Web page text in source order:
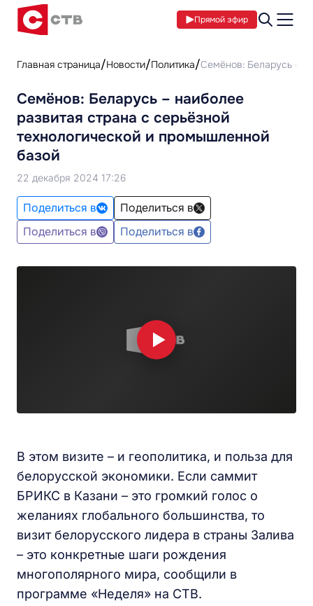
Прямой эфир
Главная страница Новости Политика Семёнов: Беларусь –
Семёнов: Беларусь – наиболее
развитая страна с серьёзной
технологической и промышленной
базой
22 декабря 2024 17:26
Поделиться в
Поделиться в
Поделиться в
Поделиться в
В этом визите – и геополитика, и польза для
белорусской экономики. Если саммит
БРИКС в Казани – это громкий голос о
желаниях глобального большинства, то
визит белорусского лидера в страны Залива
– это конкретные шаги рождения
многополярного мира, сообщили в
программе «Неделя» на СТВ.